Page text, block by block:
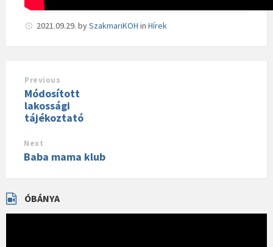
2021.09.29. bySzakmariKOH in Hírek
Previous
Módosított
lakossági
tájékoztató
Next
Baba mama klub
ÓBÁNYA